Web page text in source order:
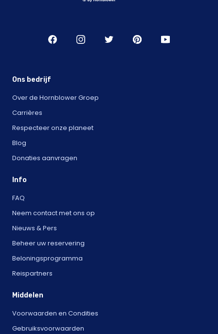
Ons bedrijf
Over de Hornblower Groep
Carrières
Respecteer onze planeet
Blog
Donaties aanvragen
Info
FAQ
Neem contact met ons op
Nieuws & Pers
Beheer uw reservering
Beloningsprogramma
Reispartners
Middelen
Voorwaarden en Condities
Gebruiksvoorwaarden